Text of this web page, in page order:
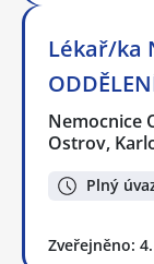
Lékař/ka
Nemocnice
Ostrov,
Plný
Zveřejněno: